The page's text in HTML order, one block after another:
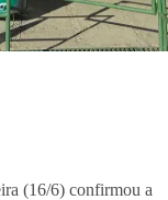
(16/6) confirmou a